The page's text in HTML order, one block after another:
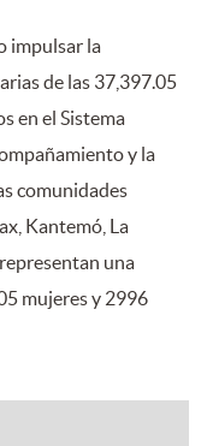
impulsar la
de las 37,397.05
en el Sistema
y la
comunidades
Kantemó, La
una
mujeres y 2996